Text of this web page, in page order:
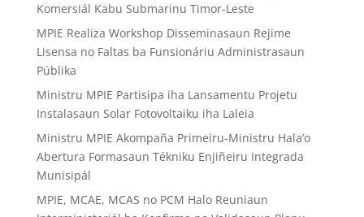
Komersiál Kabu Submarinu Timor-Leste
MPIE Realiza Workshop Disseminasaun Rejime
Lisensa no Faltas ba Funsionáriu Administrasaun
Públika
Ministru MPIE Partisipa iha Lansamentu Projetu
Instalasaun Solar Fotovoltaiku iha Laleia
Ministru MPIE Akompaña Primeiru-Ministru Hala’o
Abertura Formasaun Tékniku Enjiñeiru Integrada
Munisipál
MPIE, MCAE, MCAS no PCM Halo Reuniaun